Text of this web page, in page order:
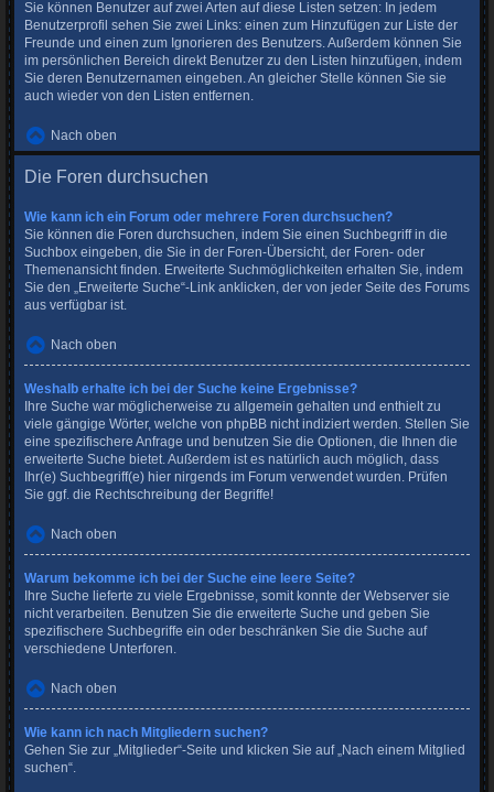
Sie können Benutzer auf zwei Arten auf diese Listen setzen: In jedem
Benutzerprofil sehen Sie zwei Links: einen zum Hinzufügen zur Liste der
Freunde und einen zum Ignorieren des Benutzers. Außerdem können Sie
im persönlichen Bereich direkt Benutzer zu den Listen hinzufügen, indem
Sie deren Benutzernamen eingeben. An gleicher Stelle können Sie sie
auch wieder von den Listen entfernen.
Nach oben
Die Foren durchsuchen
Wie kann ich ein Forum oder mehrere Foren durchsuchen?
Sie können die Foren durchsuchen, indem Sie einen Suchbegriff in die
Suchbox eingeben, die Sie in der Foren-Übersicht, der Foren- oder
Themenansicht finden. Erweiterte Suchmöglichkeiten erhalten Sie, indem
Sie den „Erweiterte Suche“-Link anklicken, der von jeder Seite des Forums
aus verfügbar ist.
Nach oben
Weshalb erhalte ich bei der Suche keine Ergebnisse?
Ihre Suche war möglicherweise zu allgemein gehalten und enthielt zu
viele gängige Wörter, welche von phpBB nicht indiziert werden. Stellen Sie
eine spezifischere Anfrage und benutzen Sie die Optionen, die Ihnen die
erweiterte Suche bietet. Außerdem ist es natürlich auch möglich, dass
Ihr(e) Suchbegriff(e) hier nirgends im Forum verwendet wurden. Prüfen
Sie ggf. die Rechtschreibung der Begriffe!
Nach oben
Warum bekomme ich bei der Suche eine leere Seite?
Ihre Suche lieferte zu viele Ergebnisse, somit konnte der Webserver sie
nicht verarbeiten. Benutzen Sie die erweiterte Suche und geben Sie
spezifischere Suchbegriffe ein oder beschränken Sie die Suche auf
verschiedene Unterforen.
Nach oben
Wie kann ich nach Mitgliedern suchen?
Gehen Sie zur „Mitglieder“-Seite und klicken Sie auf „Nach einem Mitglied
suchen“.